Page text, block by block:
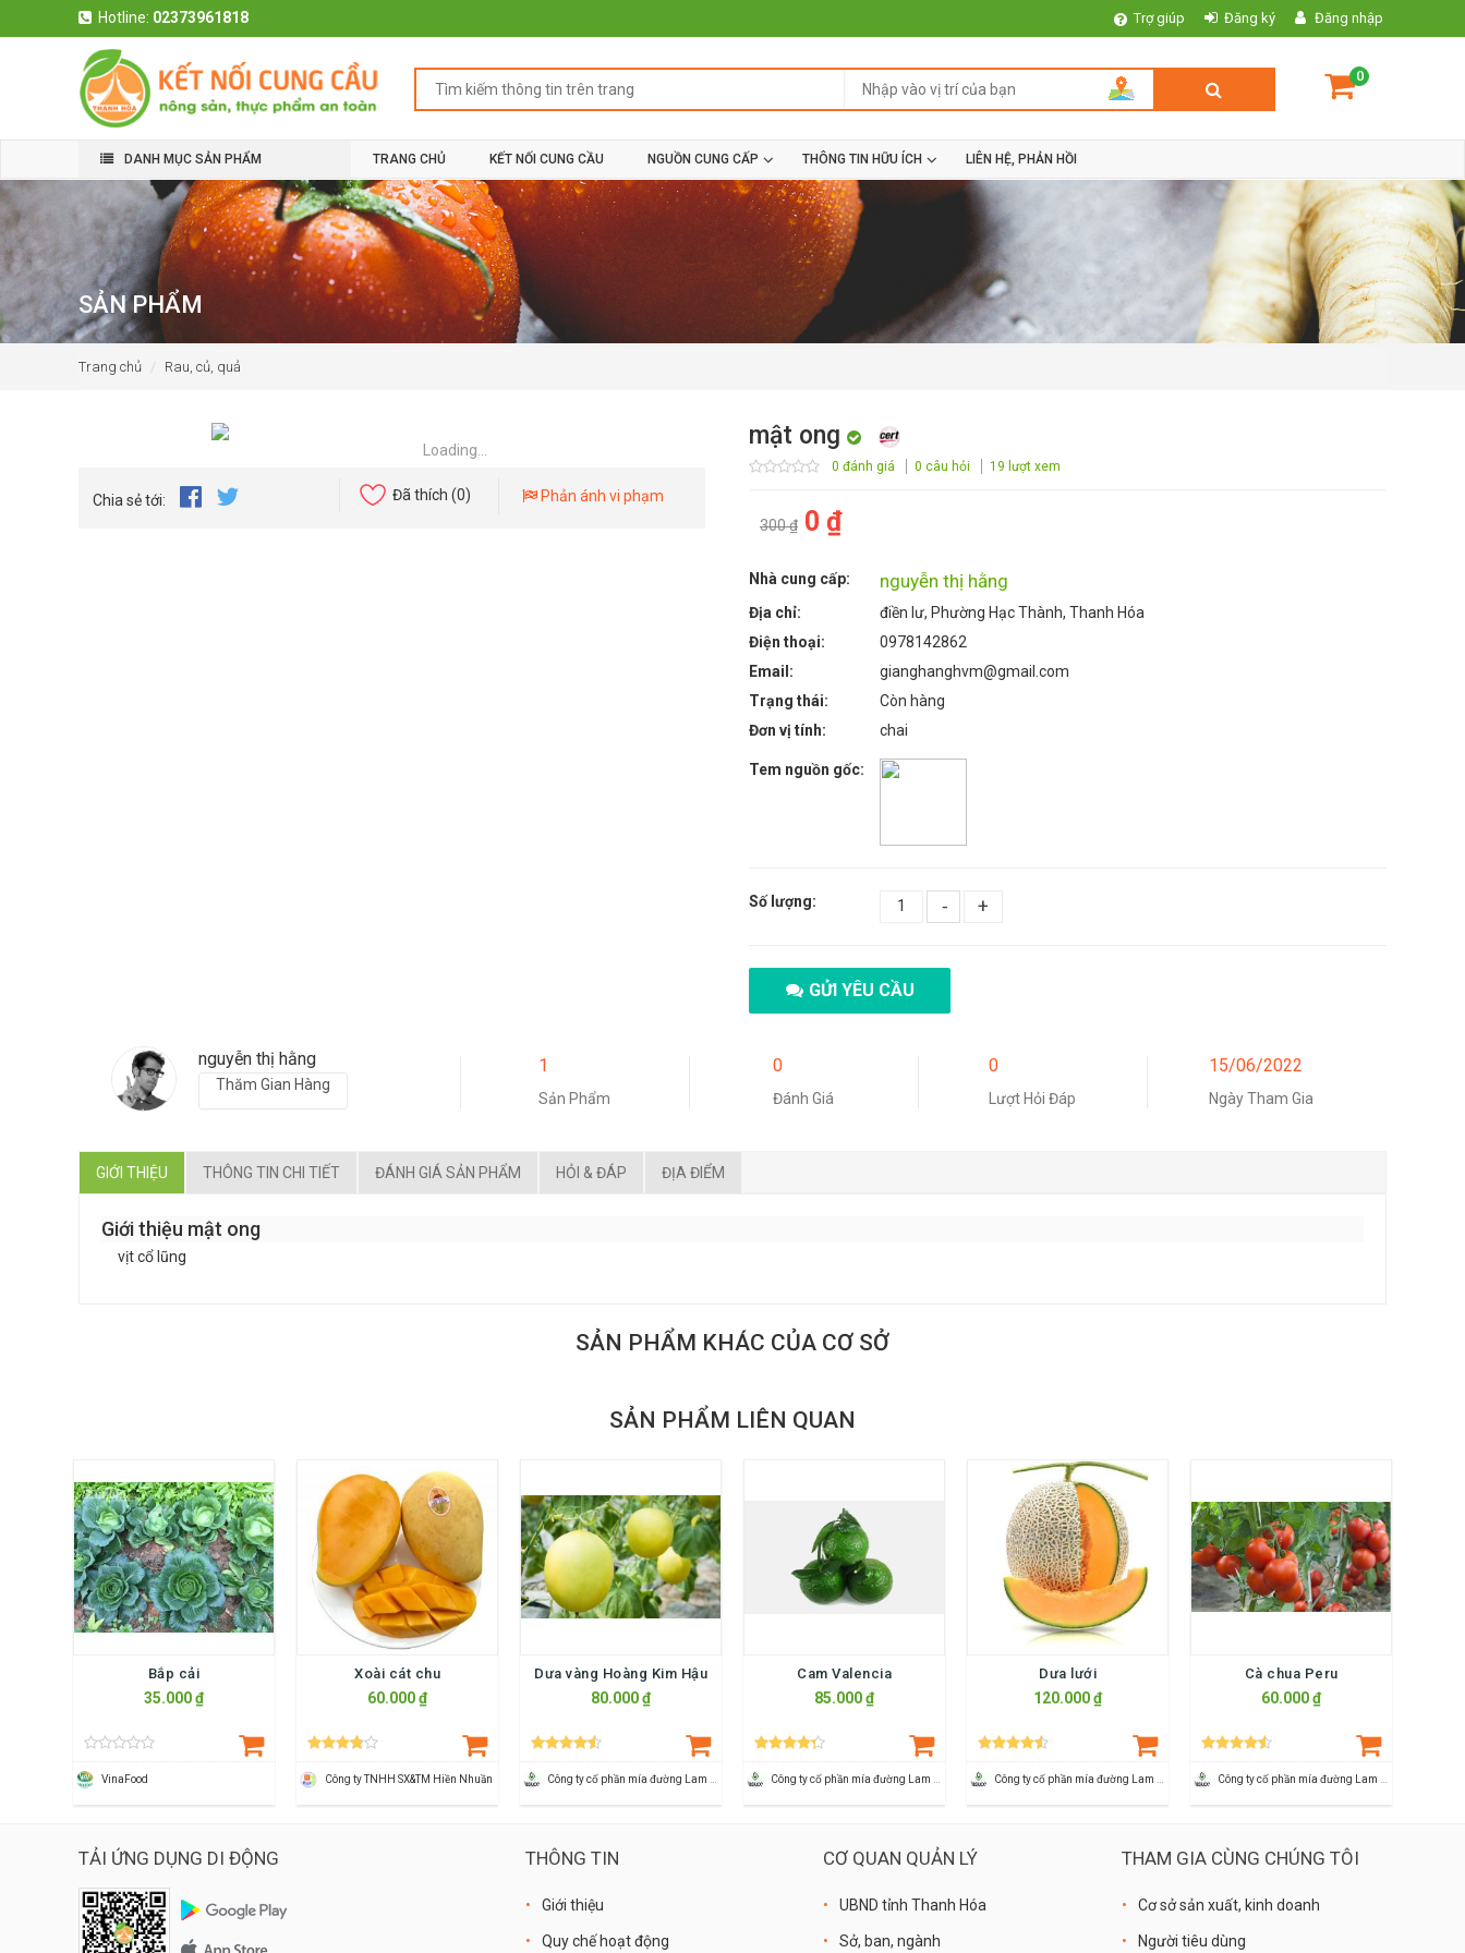
Hotline: 02373961818 Trợ giúp Đăng ký Đăng nhập
0
DANH MỤC SẢN PHẨM TRANG CHỦ KẾT NỐI CUNG CẦU NGUỒN CUNG CẤP THÔNG TIN HỮU ÍCH LIÊN HỆ, PHẢN HỒI
SẢN PHẨM
Trang chủ Rau, củ, quả
Loading...
Chia sẻ tới: Đã thích (0) Phản ánh vi phạm
mật ong
0 đánh giá 0 câu hỏi 19 lượt xem
300 ₫ 0 ₫
Nhà cung cấp: nguyễn thị hằng
Địa chỉ:
điền lư, Phường Hạc Thành, Thanh Hóa
Điện thoại:
0978142862
Email:
gianghanghvm@gmail.com
Trạng thái:
Còn hàng
Đơn vị tính:
chai
Tem nguồn gốc:
Số lượng: - +
GỬI YÊU CẦU
nguyễn thị hằng
Thăm Gian Hàng
1
Sản Phẩm
0
Đánh Giá
0
Lượt Hỏi Đáp
15/06/2022
Ngày Tham Gia
GIỚI THIỆU THÔNG TIN CHI TIẾT ĐÁNH GIÁ SẢN PHẨM HỎI & ĐÁP ĐỊA ĐIỂM
Giới thiệu mật ong
vịt cổ lũng
SẢN PHẨM KHÁC CỦA CƠ SỞ
SẢN PHẨM LIÊN QUAN
Bắp cải
35.000 ₫
VinaFood
Xoài cát chu
60.000 ₫
Công ty TNHH SX&TM Hiền Nhuần
Dưa vàng Hoàng Kim Hậu
80.000 ₫
Cam Valencia
85.000 ₫
Dưa lưới
120.000 ₫
Cà chua Peru
60.000 ₫
TẢI ỨNG DỤNG DI ĐỘNG THÔNG TIN
Giới thiệu
Quy chế hoạt động
CƠ QUAN QUẢN LÝ
UBND tỉnh Thanh Hóa
Sở, ban, ngành
THAM GIA CÙNG CHÚNG TÔI
Cơ sở sản xuất, kinh doanh
Người tiêu dùng